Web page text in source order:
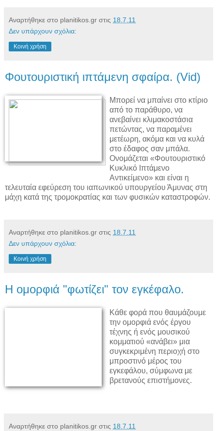
Αναρτήθηκε στο planitikos.gr στις 18.7.11
Δεν υπάρχουν σχόλια:
Κοινή χρήση
Φουτουριστική ιπτάμενη σφαίρα. (Vid)
Μπορεί να μπαίνει στο κτίριο
από το παράθυρο, να
ανεβαίνει κλιμακοστάσια
πετώντας, να παραμένει
μετέωρη, ακόμα και να κυλά
στο έδαφος σαν μπάλα.
Ονομάζεται «Φουτουριστικό
Κυκλικό Ιπτάμενο
Αντικείμενο» και είναι η
τελευταία εφεύρεση του ιαπωνικού υπουργείου Άμυνας στη
μάχη κατά της τρομοκρατίας και των φυσικών καταστροφών.
Αναρτήθηκε στο planitikos.gr στις 18.7.11
Δεν υπάρχουν σχόλια:
Κοινή χρήση
Η ομορφιά "φωτίζει" τον εγκέφαλο.
Κάθε φορά που θαυμάζουμε
την ομορφιά ενός έργου
τέχνης ή ενός μουσικού
κομματιού «ανάβει» μια
συγκεκριμένη περιοχή στο
μπροστινό μέρος του
εγκεφάλου, σύμφωνα με
βρετανούς επιστήμονες.
Αναρτήθηκε στο planitikos.gr στις 18.7.11